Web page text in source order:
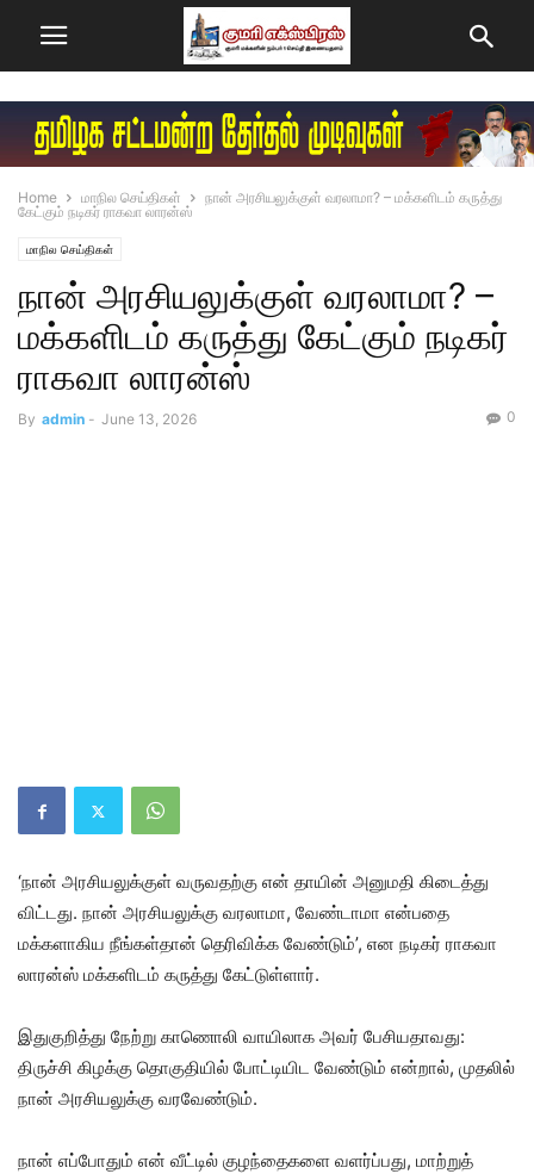
Home மாநில செய்திகள்
நான் அரசியலுக்குள் வரலாமா? – மக்களிடம் கருத்து
கேட்கும் நடிகர் ராகவா லாரன்ஸ்
மாநில செய்திகள்
நான் அரசியலுக்குள் வரலாமா? –
மக்களிடம் கருத்து கேட்கும் நடிகர்
ராகவா லாரன்ஸ்
By admin - June 13, 2026 0
‘நான் அரசியலுக்குள் வருவதற்கு என் தாயின் அனுமதி கிடைத்து
விட்டது. நான் அரசியலுக்கு வரலாமா, வேண்டாமா என்பதை
மக்களாகிய நீங்கள்தான் தெரிவிக்க வேண்டும்’, என நடிகர் ராகவா
லாரன்ஸ் மக்களிடம் கருத்து கேட்டுள்ளார்.
இதுகுறித்து நேற்று காணொலி வாயிலாக அவர் பேசியதாவது:
திருச்சி கிழக்கு தொகுதியில் போட்டியிட வேண்டும் என்றால், முதலில்
நான் அரசியலுக்கு வரவேண்டும்.
நான் எப்போதும் என் வீட்டில் குழந்தைகளை வளர்ப்பது, மாற்றுத்